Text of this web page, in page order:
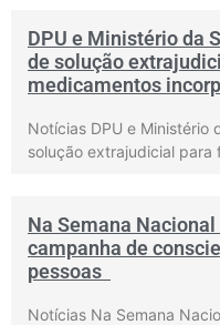
DPU e Ministério da
de solução
medicamentos
Notícias DPU e Ministério
solução extrajudicial
Na Semana
campanha de
pessoas
Notícias Na Semana